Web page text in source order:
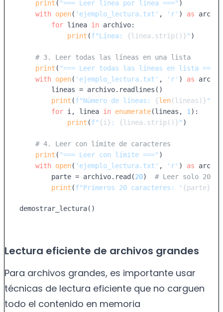
print ( "=== Leer línea por línea ===" )
with open( 'ejemplo_lectura.txt' , 'r' ) as
for linea in archivo:
print (f"Línea: {linea.strip()}" )
# 3. Leer todas las líneas en una lista
print ( "=== Leer todas las líneas en lista ==="
with open( 'ejemplo_lectura.txt' , 'r' ) as
        lineas = archivo.readlines()
print (f"Número de líneas: {len(lineas)}"
for i, linea in enumerate(lineas, 1 ):
print (f"{i} : {linea.strip()}" )
# 4. Leer con límite de caracteres
print ( "=== Leer con límite ===" )
with open( 'ejemplo_lectura.txt' , 'r' ) as
        parte = archivo.read(
20) # Leer solo 20
print (f"Primeros 20 caracteres: ' {parte}
demostrar_lectura()
Lectura eficiente de archivos grandes
Para archivos grandes, es importante usar
técnicas de lectura eficiente que no carguen
todo el contenido en memoria